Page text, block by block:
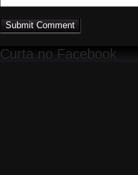
Curta no Facebook